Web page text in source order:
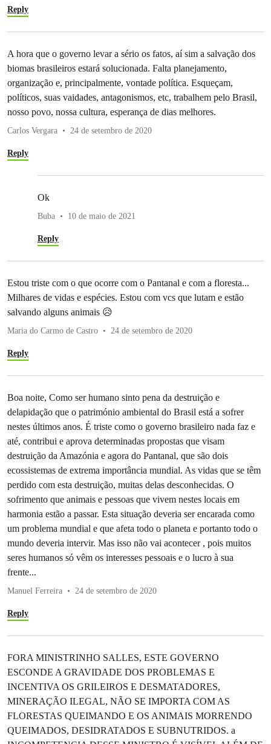
Reply
A hora que o governo levar a sério os fatos, aí sim a salvação dos
biomas brasileiros estará solucionada. Falta planejamento,
organização e, principalmente, vontade política. Esqueçam,
políticos, suas vaidades, antagonismos, etc, trabalhem pelo Brasil,
nosso povo, nossa cultura, esperança de dias melhores.
Carlos Vergara 24 de setembro de 2020
Reply
Ok
Buba 10 de maio de 2021
Reply
Estou triste com o que ocorre com o Pantanal e com a floresta...
Milhares de vidas e espécies. Estou com vcs que lutam e estão
salvando alguns animais 😥
Maria do Carmo de Castro 24 de setembro de 2020
Reply
Boa noite, Como ser humano sinto pena da destruição e
delapidação que o património ambiental do Brasil está a sofrer
nestes últimos anos. É triste como o governo brasileiro nada faz e
até, contribui e aprova determinadas propostas que visam
destruição da Amazónia e agora do Pantanal, que são dois
ecossistemas de extrema importância mundial. As vidas que se têm
perdido com esta destruição, muitas delas desconhecidas. O
sofrimento que animais e pessoas que vivem nestes locais em
harmonia estão a passar. Esta situação deveria ser encarada como
um problema mundial e que afeta todo o planeta e portanto todo o
mundo deveria intervir. Mas isso não vai acontecer , pois muitos
seres humanos só vêm os interesses pessoais e o lucro à sua
frente...
Manuel Ferreira 24 de setembro de 2020
Reply
FORA MINISTRINHO SALLES, ESTE GOVERNO
ESCONDE A GRAVIDADE DOS PROBLEMAS E
INCENTIVA OS GRILEIROS E DESMATADORES,
MINERAÇÃO ILEGAL, NÃO SE IMPORTA COM AS
FLORESTAS QUEIMANDO E OS ANIMAIS MORRENDO
QUEIMADOS, DESIDRATADOS E SUBNUTRIDOS. a